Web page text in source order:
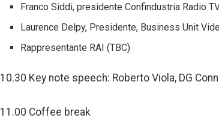
Franco Siddi, presidente Confindustria Radio
Laurence Delpy, Presidente, Business Unit
Rappresentante RAI (TBC)
10.30 Key note speech: Roberto Viola, DG
11.00 Coffee break